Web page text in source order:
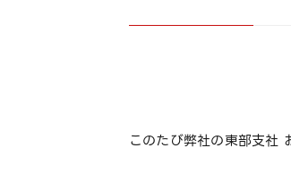
このたび弊社の東部支社